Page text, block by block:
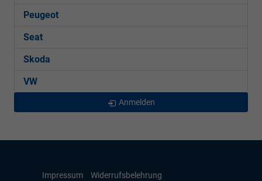
Peugeot
Seat
Skoda
VW
Anmelden
Impressum
Widerrufsbelehrung